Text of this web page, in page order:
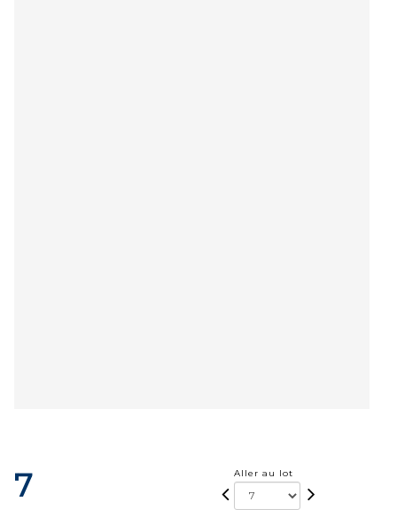
7 Aller au lot